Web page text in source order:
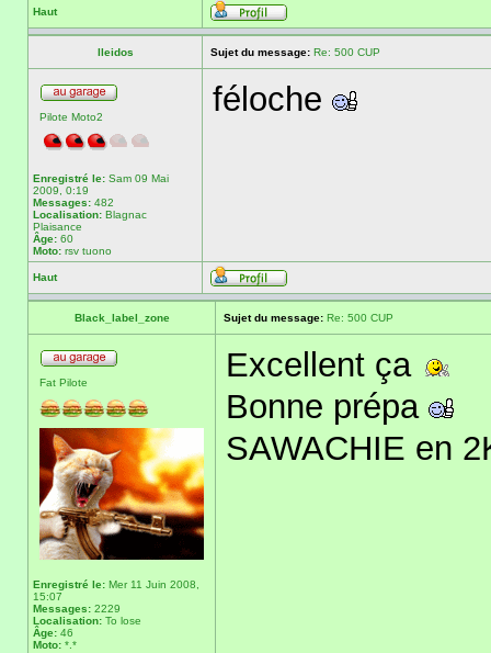
Haut
lleidos Sujet du message: Re: 500 CUP
Pilote Moto2
Enregistré le: Sam 09 Mai
2009, 0:19
Messages: 482
Localisation: Blagnac
Plaisance
Âge: 60
Moto: rsv tuono
féloche
Haut
Black_label_zone Sujet du message: Re: 500 CUP
Fat Pilote
Enregistré le: Mer 11 Juin 2008,
15:07
Messages: 2229
Localisation: To lose
Âge: 46
Moto: *.*
Excellent ça
Bonne prépa
SAWACHIE en